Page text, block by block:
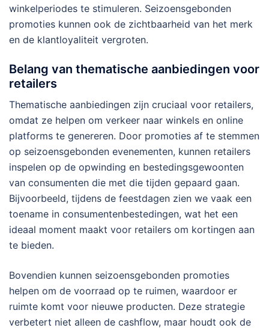
winkelperiodes te stimuleren. Seizoensgebonden
promoties kunnen ook de zichtbaarheid van het merk
en de klantloyaliteit vergroten.
Belang van thematische aanbiedingen voor
retailers
Thematische aanbiedingen zijn cruciaal voor retailers,
omdat ze helpen om verkeer naar winkels en online
platforms te genereren. Door promoties af te stemmen
op seizoensgebonden evenementen, kunnen retailers
inspelen op de opwinding en bestedingsgewoonten
van consumenten die met die tijden gepaard gaan.
Bijvoorbeeld, tijdens de feestdagen zien we vaak een
toename in consumentenbestedingen, wat het een
ideaal moment maakt voor retailers om kortingen aan
te bieden.
Bovendien kunnen seizoensgebonden promoties
helpen om de voorraad op te ruimen, waardoor er
ruimte komt voor nieuwe producten. Deze strategie
verbetert niet alleen de cashflow, maar houdt ook de